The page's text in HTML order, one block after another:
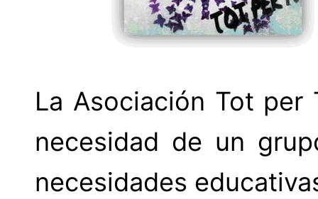
La Asociación Tot
necesidad de un
necesidades